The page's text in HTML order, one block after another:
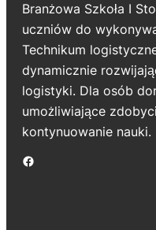
Branżowa Szkoła I
uczniów do
Technikum
dynamicznie
logistyki. Dla osób
umożliwiające
kontynuowanie nauki.